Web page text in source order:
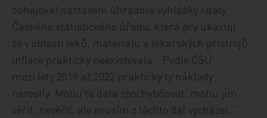
obhajoval nastavení úhradové vyhlášky i daty
Českého statistického úřadu, která prý ukazují,
že v oblasti léků, materiálu a lékařských přístrojů
inflace prakticky neexistovala. „Podle ČSÚ
mezi lety 2019 až 2022 prakticky ty náklady
nerostly. Mohu ta data zpochybňovat, mohu jim
věřit, nevěřit, ale musím z těchto dat vycházet,“